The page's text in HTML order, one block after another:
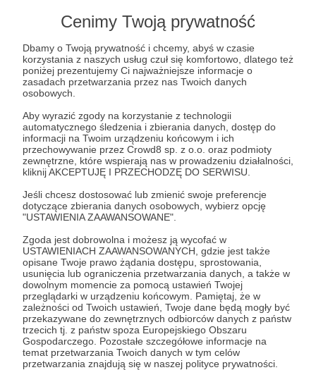
Cenimy Twoją prywatność
Dbamy o Twoją prywatność i chcemy, abyś w czasie
korzystania z naszych usług czuł się komfortowo, dlatego też
poniżej prezentujemy Ci najważniejsze informacje o
zasadach przetwarzania przez nas Twoich danych
osobowych.
Aby wyrazić zgody na korzystanie z technologii
automatycznego śledzenia i zbierania danych, dostęp do
informacji na Twoim urządzeniu końcowym i ich
przechowywanie przez Crowd8 sp. z o.o. oraz podmioty
zewnętrzne, które wspierają nas w prowadzeniu działalności,
kliknij AKCEPTUJĘ I PRZECHODZĘ DO SERWISU.
Jeśli chcesz dostosować lub zmienić swoje preferencje
dotyczące zbierania danych osobowych, wybierz opcję
"USTAWIENIA ZAAWANSOWANE".
Zgoda jest dobrowolna i możesz ją wycofać w
USTAWIENIACH ZAAWANSOWANYCH, gdzie jest także
opisane Twoje prawo żądania dostępu, sprostowania,
usunięcia lub ograniczenia przetwarzania danych, a także w
dowolnym momencie za pomocą ustawień Twojej
przeglądarki w urządzeniu końcowym. Pamiętaj, że w
zależności od Twoich ustawień, Twoje dane będą mogły być
przekazywane do zewnętrznych odbiorców danych z państw
trzecich tj. z państw spoza Europejskiego Obszaru
Gospodarczego. Pozostałe szczegółowe informacje na
temat przetwarzania Twoich danych w tym celów
przetwarzania znajdują się w naszej polityce prywatności.
wyrażenia sprzeciwu wobec przetwarzania Twoich danych
osobowych. Rejestracja dla osób niepełnoletnich możliwa
jest po przekazaniu podpisanego formularza "Zgodna na
założenie konta przez osobę niepełnoletnią", formularz
dostępny jest na stronie regulaminu Patronite.pl.
* Zapoznałem się i akceptujęRegulaminserwisu oraz
* Wyrażam zgodę na przetwarzanie moich danych
osobowych podanych w formularzu rejestracyjnym w celu
prawidłowego świadczenia usług serwisu Patronite.
Wyrażam zgodę na otrzymywanie drogą elektroniczną
informacji handlowych - newslettera. Opcja ta może zostać
zmieniona w ustawieniach konta.